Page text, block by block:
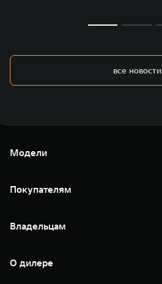
все новости
Модели
TANK 400
TANK 500
Покупателям
Тест-драйв
TANK Финансы
Корпоративным клиентам
Зарядные станции
Владельцам
Помощь на дороге
Новые цифровые сервисы TANK
О дилере